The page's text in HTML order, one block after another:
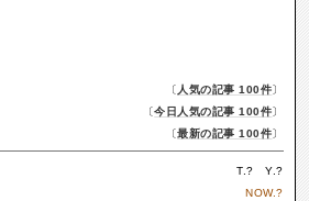
〔 人気の記事 100件〕
〔今日人気の記事 100件〕
〔最新の記事 100件〕
T.? Y.?
NOW.?